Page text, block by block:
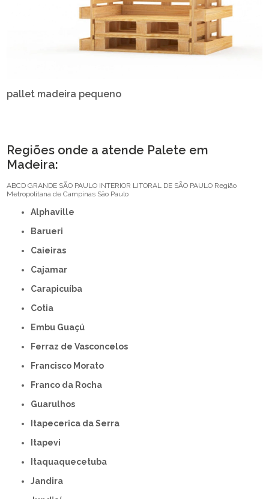
pallet madeira pequeno
Regiões onde a atende Palete em
Madeira:
ABCD GRANDE SÃO PAULO INTERIOR LITORAL DE SÃO PAULO Região
Metropolitana de Campinas São Paulo
Alphaville
Barueri
Caieiras
Cajamar
Carapicuíba
Cotia
Embu Guaçú
Ferraz de Vasconcelos
Francisco Morato
Franco da Rocha
Guarulhos
Itapecerica da Serra
Itapevi
Itaquaquecetuba
Jandira